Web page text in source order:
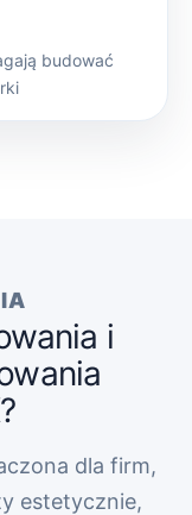
budować
i
dla firm,
estetycznie,